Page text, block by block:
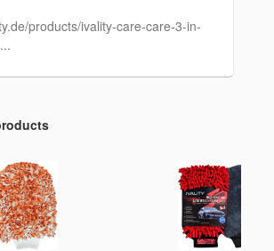
products/ivality-care-care-3-in-